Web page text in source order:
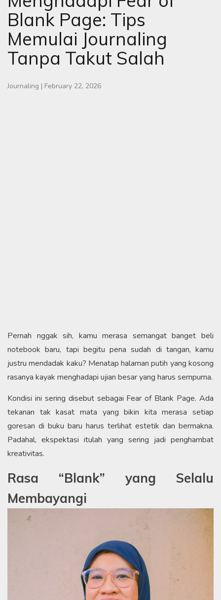
Blank Page: Tips
Memulai Journaling
Tanpa Takut Salah
Journaling | February 22, 2026
​Pernah nggak sih, kamu merasa semangat banget beli
notebook baru, tapi begitu pena sudah di tangan, kamu
justru mendadak kaku? Menatap halaman putih yang kosong
rasanya kayak menghadapi ujian besar yang harus sempurna.​
Kondisi ini sering disebut sebagai Fear of Blank Page. Ada
tekanan tak kasat mata yang bikin kita merasa setiap
goresan di buku baru harus terlihat estetik dan bermakna.
Padahal, ekspektasi itulah yang sering jadi penghambat
kreativitas.
Rasa “Blank” yang Selalu
Membayangi